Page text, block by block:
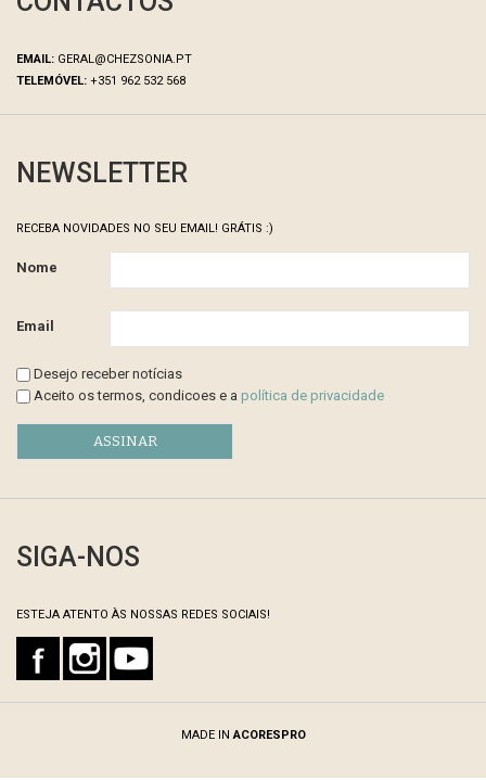
EMAIL: GERAL@CHEZSONIA.PT
TELEMÓVEL: +351 962 532 568
NEWSLETTER
RECEBA NOVIDADES NO SEU EMAIL! GRÁTIS :)
Nome
Email
Desejo receber notícias
Aceito os termos, condicoes e a política de privacidade
SIGA-NOS
ESTEJA ATENTO ÀS NOSSAS REDES SOCIAIS!
MADE INACORESPRO